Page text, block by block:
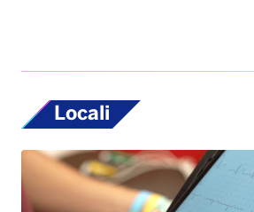
Locali